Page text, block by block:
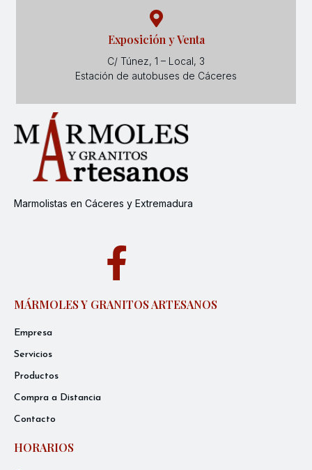
Exposición y Venta
C/ Túnez, 1 – Local, 3
Estación de autobuses de Cáceres
Marmolistas en Cáceres y Extremadura
MÁRMOLES Y GRANITOS ARTESANOS
Empresa
Servicios
Productos
Compra a Distancia
Contacto
HORARIOS